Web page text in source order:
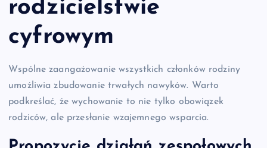
rodzicielstwie
cyfrowym
Wspólne zaangażowanie wszystkich członków rodziny
umożliwia zbudowanie trwałych nawyków. Warto
podkreślać, że wychowanie to nie tylko obowiązek
rodziców, ale przesłanie wzajemnego wsparcia.